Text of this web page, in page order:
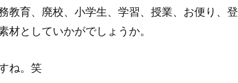
教育、廃校、小学生、学習、授業、お便り、登
材としていかがでしょうか。
ね。笑